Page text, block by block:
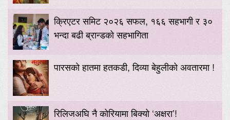
क्रिएटर समिट २०२६ सफल, १६६ सहभागी र ३०
भन्दा बढी ब्रान्डको सहभागिता
पारसको हातमा हतकडी, दिव्या बेहुलीको अवतारमा !
रिलिजअघि नै कोरियामा बिक्यो ‘अक्षरा’!